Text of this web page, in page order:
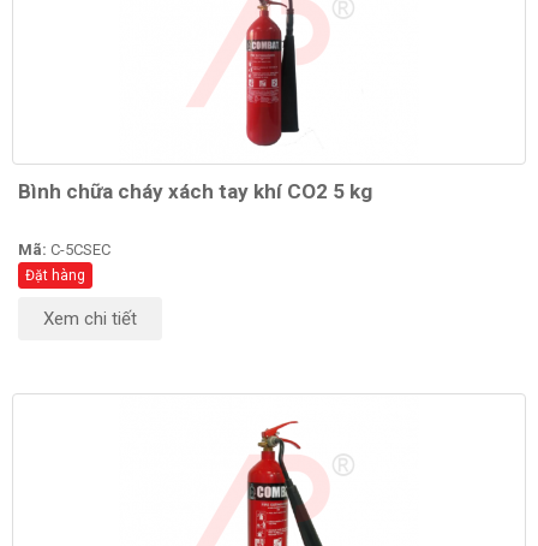
Bình chữa cháy xách tay khí CO2 5 kg
Mã: C-5CSEC
Đặt hàng
Xem chi tiết